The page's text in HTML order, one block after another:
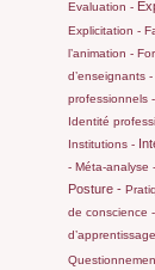
Evaluation -
Explicitation -
l’animation -
d’enseignants -
professionnels -
Identité
Institutions -
- Méta-analyse -
Posture -
de conscience -